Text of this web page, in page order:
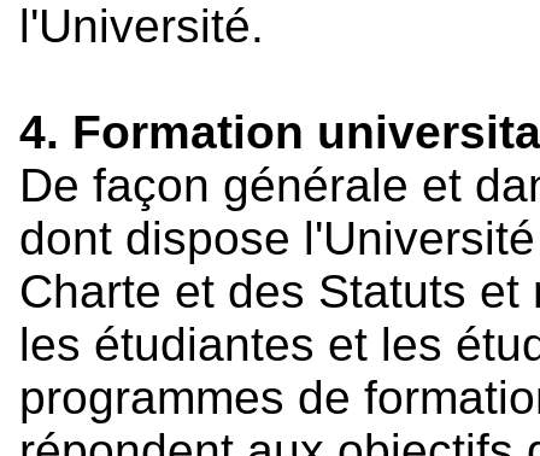
l'Université.
4. Formation
De façon générale et
dont dispose
Charte et des Statuts
les étudiantes et les
programmes de